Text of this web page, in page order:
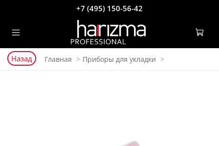
+7 (495) 150-56-42
Назад Главная Приборы для укладки